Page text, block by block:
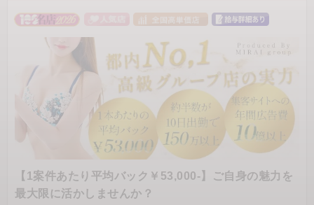
《パターン4》BLACKランクの場合
日給 5万円（1日1本） × 週3勤務
▶ 週収：約15万円 ▶ 月収：約60万円
日給30万円以上・月収400万円以上が狙えるケー
スとは？
例えば、高ランク×指名本数×出勤日数が噛み合っ
「1日4本以上」＋「高単価」で日給30万円以上が
現実的に狙える日もあります。
同様に、出勤日数を増やしていくことで 月収400
万円以上 を目指すことも可能です。
※もちろん、無理な出勤を強制することはありま
【1案件あたり平均バック￥53,000-】ご自身の魅力を
最大限に活かしませんか？